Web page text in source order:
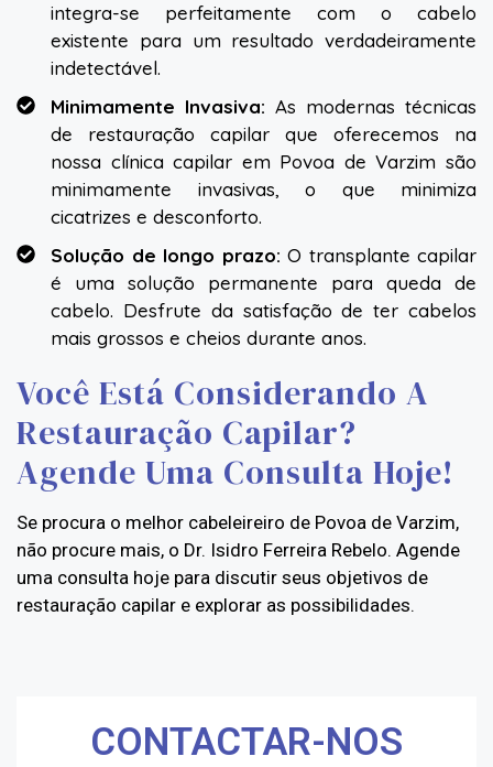
integra-se perfeitamente com o cabelo
existente para um resultado verdadeiramente
indetectável.
Minimamente Invasiva: As modernas técnicas
de restauração capilar que oferecemos na
nossa clínica capilar em Povoa de Varzim são
minimamente invasivas, o que minimiza
cicatrizes e desconforto.
Solução de longo prazo: O transplante capilar
é uma solução permanente para queda de
cabelo. Desfrute da satisfação de ter cabelos
mais grossos e cheios durante anos.
Você Está Considerando A
Restauração Capilar?
Agende Uma Consulta Hoje!
Se procura o melhor cabeleireiro de Povoa de Varzim,
não procure mais, o Dr. Isidro Ferreira Rebelo. Agende
uma consulta hoje para discutir seus objetivos de
restauração capilar e explorar as possibilidades.
CONTACTAR-NOS